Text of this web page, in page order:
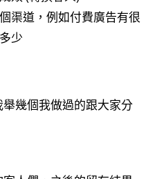
渠道，例如付費廣告有很
少
幾個我做過的跟大家分